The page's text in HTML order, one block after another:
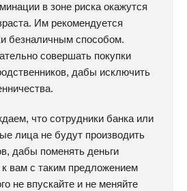
в зоне риска окажутся
Им рекомендуется
безналичным способом.
совершать покупки
дабы исключить
что сотрудники банка или
лица не будут производить
дабы поменять деньги
вам с таким предложением
не впускайте и не меняйте